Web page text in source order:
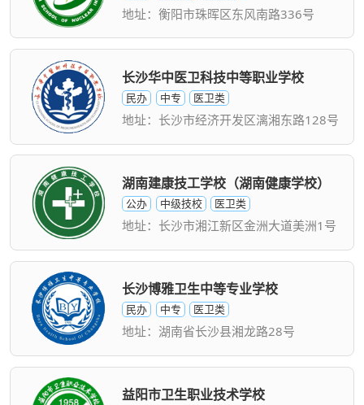
地址：衡阳市珠晖区东风南路336号
长沙华中医卫科技中等职业学校
民办 中专 医卫类
地址：长沙市经济开发区漓湘东路128号
湖南建康技工学校（湖南健康学校）
公办 中级技校 医卫类
地址：长沙市湘江新区金洲大道美洲1号
长沙博雅卫生中等专业学校
民办 中专 医卫类
地址：湖南省长沙县湘龙路28号
益阳市卫生职业技术学校